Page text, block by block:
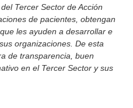
Tercer Sector de Acción
de pacientes, obtengan
les ayuden a desarrollar e
organizaciones. De esta
de transparencia, buen
en el Tercer Sector y sus